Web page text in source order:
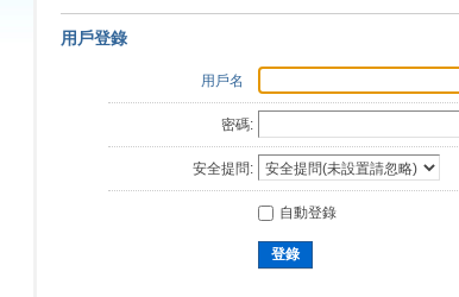
用戶登錄
用戶名
密碼:
安全提問:
自動登錄
登錄